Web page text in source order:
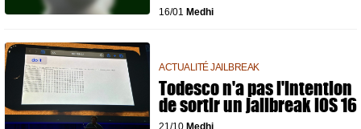
16/01 Medhi
ACTUALITÉ JAILBREAK
Todesco n'a pas l'intention
de sortir un jailbreak iOS 16
21/10 Medhi